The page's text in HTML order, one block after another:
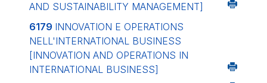
AND SUSTAINABILITY MANAGEMENT]
6179 INNOVATION E OPERATIONS
NELL'INTERNATIONAL BUSINESS
[INNOVATION AND OPERATIONS IN
INTERNATIONAL BUSINESS]